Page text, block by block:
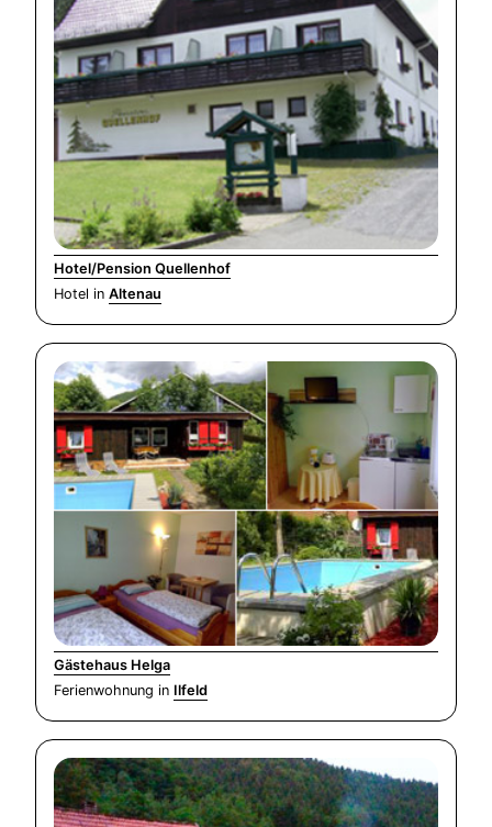
Hotel/Pension Quellenhof
Hotel in Altenau
Gästehaus Helga
Ferienwohnung in Ilfeld